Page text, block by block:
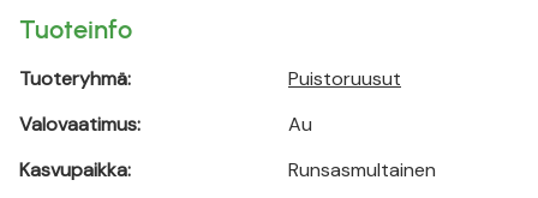
Tuoteinfo
Tuoteryhmä:
Valovaatimus:
Kasvupaikka:
Puistoruusut
Au
Runsasmultainen